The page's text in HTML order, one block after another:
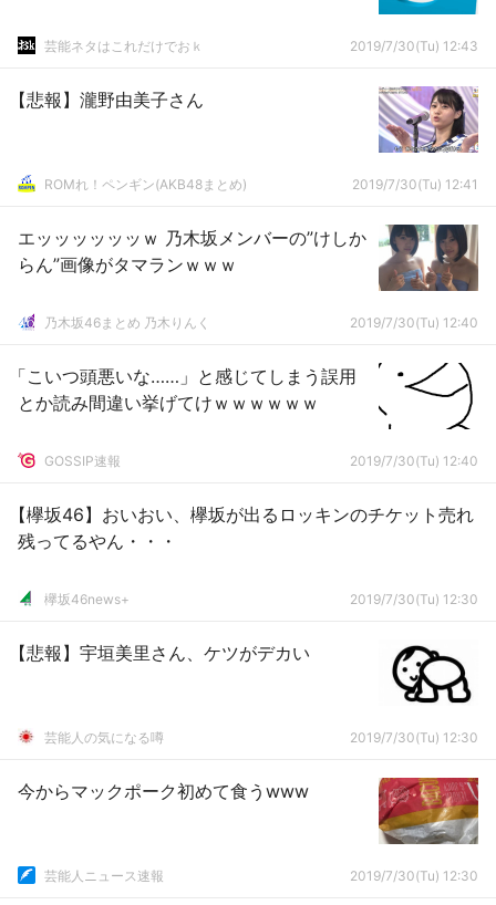
芸能ネタはこれだけでおｋ 2019/7/30(Tu) 12:43
【悲報】瀧野由美子さん
ROMれ！ペンギン(AKB48まとめ) 2019/7/30(Tu) 12:41
エッッッッッッｗ 乃木坂メンバーの”けしか
らん”画像がタマランｗｗｗ
乃木坂46まとめ 乃木りんく 2019/7/30(Tu) 12:40
「こいつ頭悪いな……」と感じてしまう誤用
とか読み間違い挙げてけｗｗｗｗｗｗ
GOSSIP速報 2019/7/30(Tu) 12:40
【欅坂46】おいおい、欅坂が出るロッキンのチケット売れ
残ってるやん・・・
欅坂46news+ 2019/7/30(Tu) 12:30
【悲報】宇垣美里さん、ケツがデカい
芸能人の気になる噂 2019/7/30(Tu) 12:30
今からマックポーク初めて食うwww
芸能人ニュース速報 2019/7/30(Tu) 12:30